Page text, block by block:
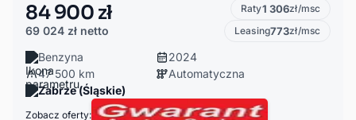
84 900 zł
69 024 zł netto
Raty1 306zł/msc
Leasing773zł/msc
Benzyna
2024
47 500 km
Automatyczna
Zabrze (Śląskie)
Zobacz oferty: